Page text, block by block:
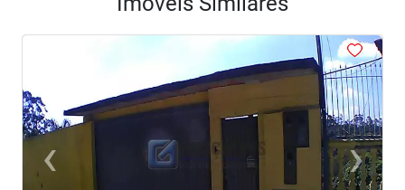
‹Previous ›Next